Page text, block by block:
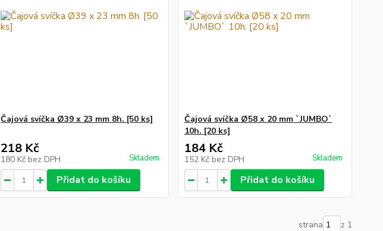
Čajová svíčka Ø39 x 23 mm 8h. [50 ks]
218 Kč
180 Kč bez DPH Skladem
Přidat do košíku
Čajová svíčka Ø58 x 20 mm `JUMBO`
10h. [20 ks]
184 Kč
152 Kč bez DPH Skladem
Přidat do košíku
strana z 1